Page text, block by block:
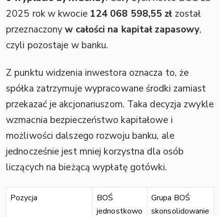
2025 rok w kwocie 124 068 598,55 zł został
przeznaczonyw całości na kapitał zapasowy,
czyli pozostaje w banku.
Z punktu widzenia inwestora oznacza to, że
spółka zatrzymuje wypracowane środki zamiast
przekazać je akcjonariuszom. Taka decyzja zwykle
wzmacnia bezpieczeństwo kapitałowe i
możliwości dalszego rozwoju banku, ale
jednocześnie jest mniej korzystna dla osób
liczących na bieżącą wypłatę gotówki.
Pozycja
BOŚ
jednostkowo
Grupa BOŚ
skonsolidowanie